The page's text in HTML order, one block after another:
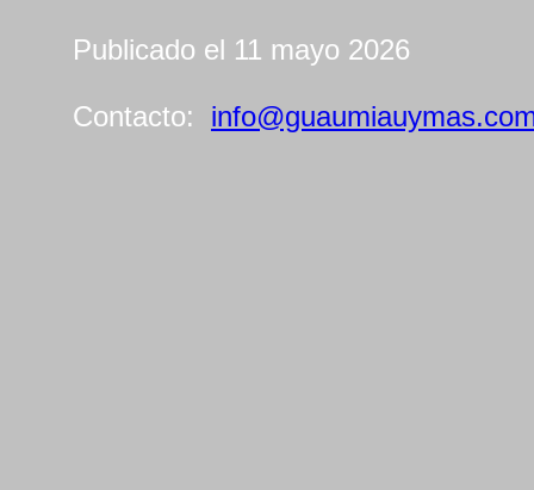
Publicado el 11 mayo 2026
Contacto: